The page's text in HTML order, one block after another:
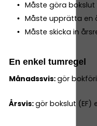
Måste göra bokslut
Måste upprätta en
Måste skicka in
En enkel tumregel
Månadssvis:gör
Årsvis:gör bokslut (EF)